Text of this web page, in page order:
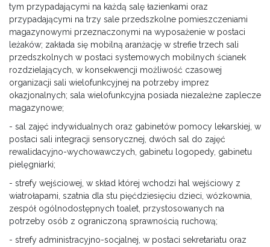
tym przypadającymi na każdą salę łazienkami oraz
przypadającymi na trzy sale przedszkolne pomieszczeniami
magazynowymi przeznaczonymi na wyposażenie w postaci
leżaków; zakłada się mobilną aranżację w strefie trzech sali
przedszkolnych w postaci systemowych mobilnych ścianek
rozdzielających, w konsekwencji możliwość czasowej
organizacji sali wielofunkcyjnej na potrzeby imprez
okazjonalnych; sala wielofunkcyjna posiada niezależne zaplecze
magazynowe;
- sal zajęć indywidualnych oraz gabinetów pomocy lekarskiej, w
postaci sali integracji sensorycznej, dwóch sal do zajęć
rewalidacyjno-wychowawczych, gabinetu logopedy, gabinetu
pielęgniarki;
- strefy wejściowej, w skład której wchodzi hal wejściowy z
wiatrołapami, szatnia dla stu pięćdziesięciu dzieci, wózkownia,
zespół ogólnodostępnych toalet, przystosowanych na
potrzeby osób z ograniczoną sprawnością ruchową;
- strefy administracyjno-socjalnej, w postaci sekretariatu oraz